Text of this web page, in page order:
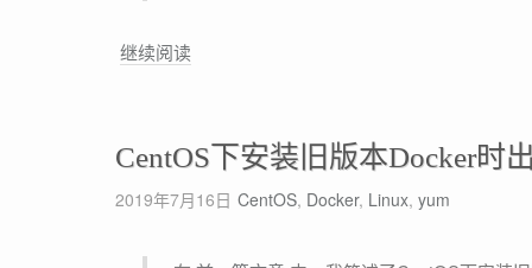
继续阅读L
x
下
用
CentOS下安装旧版本Docker时
2019年7月16日 CentOS, Docker, Linux, yum